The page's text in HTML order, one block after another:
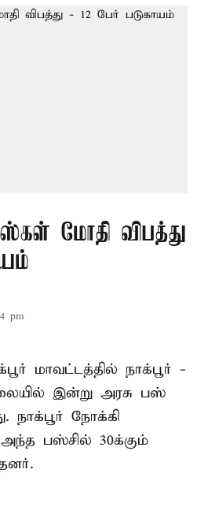
மோதி விபத்து
pm
மாவட்டத்தில் நாக்பூர் -
இன்று அரசு பஸ்
நாக்பூர் நோக்கி
பஸ்சில் 30க்கும்